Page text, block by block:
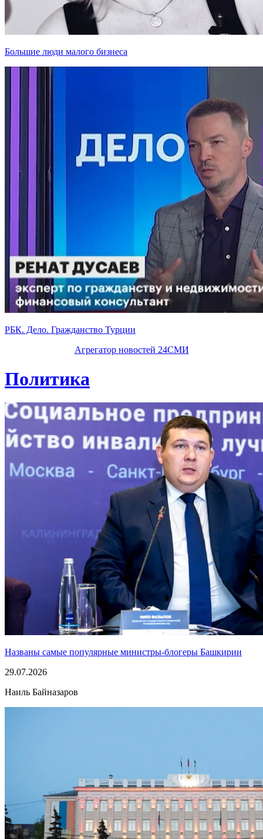
Большие люди малого бизнеса
РБК. Дело. Гражданство Турции
Агрегатор новостей 24СМИ
Политика
Названы самые популярные министры-блогеры Башкирии
29.07.2026
Наиль Байназаров